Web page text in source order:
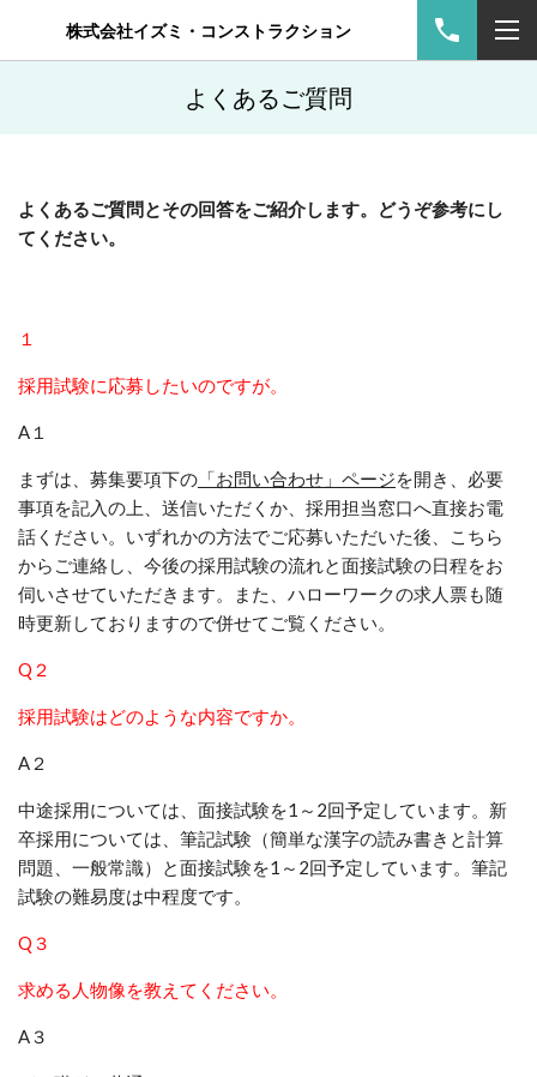
株式会社イズミ・コンストラクション
よくあるご質問
よくあるご質問とその回答をご紹介します。どうぞ参考にし
てください。
１
採用試験に応募したいのですが。
A１
まずは、募集要項下の 「お問い合わせ」ページを開き、必要
事項を記入の上、送信いただくか、採用担当窓口へ直接お電
話ください。いずれかの方法でご応募いただいた後、こちら
からご連絡し、今後の採用試験の流れと面接試験の日程をお
伺いさせていただきます。また、ハローワークの求人票も随
時更新しておりますので併せてご覧ください。
Q２
採用試験はどのような内容ですか。
A２
中途採用については、面接試験を1～2回予定しています。新
卒採用については、筆記試験（簡単な漢字の読み書きと計算
問題、一般常識）と面接試験を1～2回予定しています。筆記
試験の難易度は中程度です。
Q３
求める人物像を教えてください。
A３